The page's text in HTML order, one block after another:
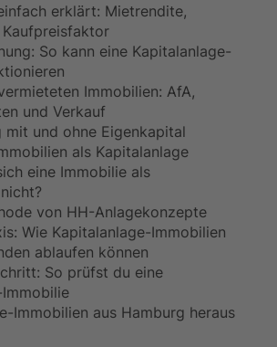
erklärt: Mietrendite,
So kann eine Kapitalanlage-
Immobilien: AfA,
und Verkauf
mit und ohne Eigenkapital
als Kapitalanlage
eine Immobilie als
von HH-Anlagekonzepte
Wie Kapitalanlage-Immobilien
ablaufen können
So prüfst du eine
Immobilien aus Hamburg heraus